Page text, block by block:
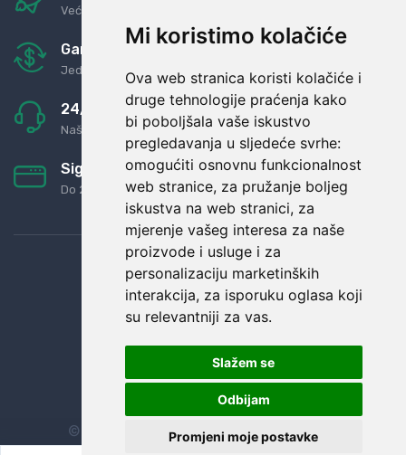
Mi koristimo kolačiće
Ova web stranica koristi kolačiće i
druge tehnologije praćenja kako
bi poboljšala vaše iskustvo
pregledavanja u sljedeće svrhe:
omogućiti osnovnu funkcionalnost
web stranice, za pružanje boljeg
iskustva na web stranici, za
mjerenje vašeg interesa za naše
proizvode i usluge i za
personalizaciju marketinških
interakcija, za isporuku oglasa koji
su relevantniji za vas.
Slažem se
Odbijam
Promjeni moje postavke
Već za nekoliko dana kod vas
Garancija u povrat novaca
Jednostavno pravilo: Roba za novac
24/7 odlična podrška
Naši agenti uvijek na raspolaganju
Sigurno obročno plaćanje
Do 24 rata bez kamata
© Sva prava zadržana. Dopi grupa d.o.o.